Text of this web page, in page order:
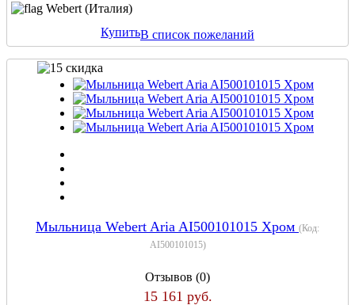
Webert (Италия)
КупитьВ список пожеланий
Мыльница Webert Aria AI500101015 Хром (Код:
AI500101015)
Отзывов (0)
15 161 руб.